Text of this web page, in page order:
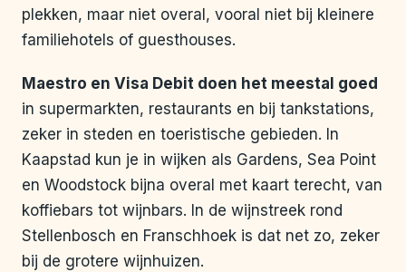
plekken, maar niet overal, vooral niet bij kleinere
familiehotels of guesthouses.
Maestro en Visa Debit doen het meestal goed
in supermarkten, restaurants en bij tankstations,
zeker in steden en toeristische gebieden. In
Kaapstad kun je in wijken als Gardens, Sea Point
en Woodstock bijna overal met kaart terecht, van
koffiebars tot wijnbars. In de wijnstreek rond
Stellenbosch en Franschhoek is dat net zo, zeker
bij de grotere wijnhuizen.